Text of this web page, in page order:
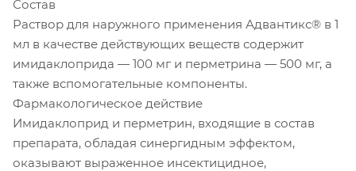
Состав
Раствор для наружного применения Адвантикс® в 1
мл в качестве действующих веществ содержит
имидаклоприда — 100 мг и перметрина — 500 мг, а
также вспомогательные компоненты.
Фармакологическое действие
Имидаклоприд и перметрин, входящие в состав
препарата, обладая синергидным эффектом,
оказывают выраженное инсектицидное,